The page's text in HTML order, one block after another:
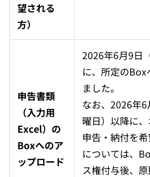
望される
方）
申告書類
（入力用
Excel）の
Boxへのア
ップロード
2026年6月9日
に、所定のBox
ました。
なお、2026年
曜日）以降に
申告・納付を
については、
ス権付与後、